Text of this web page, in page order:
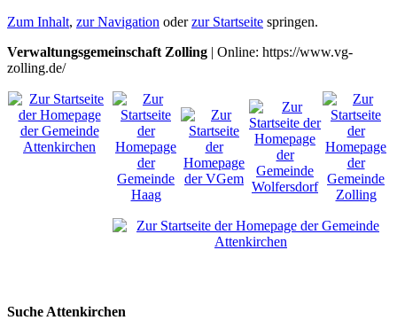
Zum Inhalt, zur Navigation oderzur Startseite springen.
Verwaltungsgemeinschaft Zolling | Online: https://www.vg-
zolling.de/
Suche Attenkirchen